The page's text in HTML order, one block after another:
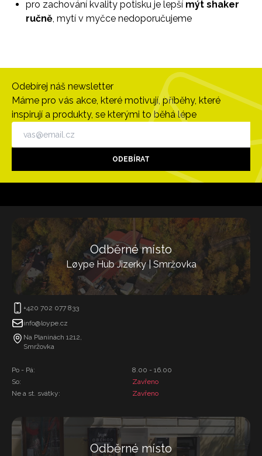
pro zachování kvality potisku je lepší mýt shaker
ručně, mytí v myčce nedoporučujeme
Odebírej náš newsletter
Máme pro vás akce, které motivují, příběhy, které
inspirují a produkty, se kterými to běhá lépe
ODEBÍRAT
Odběrné místo
Løype Hub Jizerky | Smržovka
+420 702 077 833
info@loype.cz
Na Planinách 1212,
Smržovka
Po - Pá:
So:
Ne a st. svátky:
8.00 - 16.00
Zavřeno
Zavřeno
Odběrné místo